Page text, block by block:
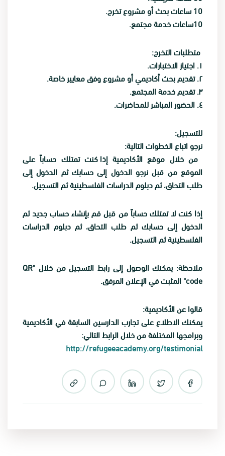
10 ساعات بحث أو مشروع تخرج.
10ساعات خدمة مجتمع.
متطلبات التخرج:
١. اجتياز الاختبارات.
٢. تقديم بحث أكاديمي أو مشروع وفق معايير خاصة.
٣. تقديم خدمة المجتمع.
٤. الحضور المباشر للمحاضرات.
للتسجيل:
نرجو اتباع الخطوات التالية:
من خلال موقع الأكاديميةإذا كنت تمتلك حساباً على
الموقع من قبل نرجو الدخول إلى حسابك ثم الدخول إلى
طلب التحاق، ثم دبلوم الدراسات الفلسطينية ثم التسجيل.
إذا كنت لا تمتلك حساباً من قبل قم بإنشاء حساب جديد ثم
الدخول إلى حسابك ثم طلب التحاق، ثم دبلوم الدراسات
الفلسطينية ثم التسجيل.
ملاحظة: يمكنك الوصول إلى رابط التسجيل من خلال "QR
code" المثبت في الإعلان المرفق.
قالوا عن الأكاديمية:
يمكنك الاطلاع على تجارب الدارسين السابقة في الأكاديمية
وبرامجها المختلفة من خلال الرابط التالي:
http://refugeeacademy.org/testimonial